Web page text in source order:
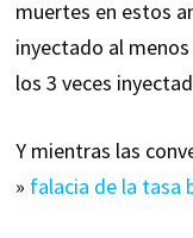
muertes en estos
inyectado al
los 3 veces
Y mientras las
» falacia de la tasa